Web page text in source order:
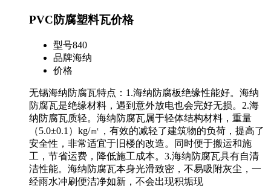
PVC防腐塑料瓦价格
型号840
品牌海纳
价格
无锡海纳防腐瓦特点：1.海纳防腐板绝缘性能好。海纳
防腐瓦是绝缘材料，遇到意外放电也会完好无损。2.海
纳防腐瓦质轻。海纳防腐瓦属于轻体结构材料，重量
（5.0±0.1）kg/㎡，有效的减轻了建筑物的负荷，提高了
安全性，非常适宜于旧楼的改造。同时便于搬运和施
工，节省运费，降低施工成本。3.海纳防腐瓦具有自清
洁性能。海纳防腐瓦本身光滑致密，不易吸附灰尘，一
经雨水冲刷便洁净如新，不会出现积垢现